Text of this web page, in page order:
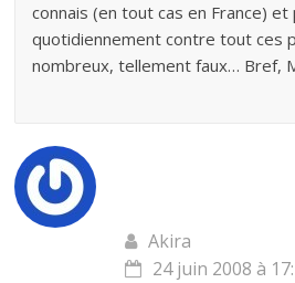
connais (en tout cas en France)
quotidiennement contre tout ces
nombreux, tellement faux… Bref,
Akira
24 juin 2008 à